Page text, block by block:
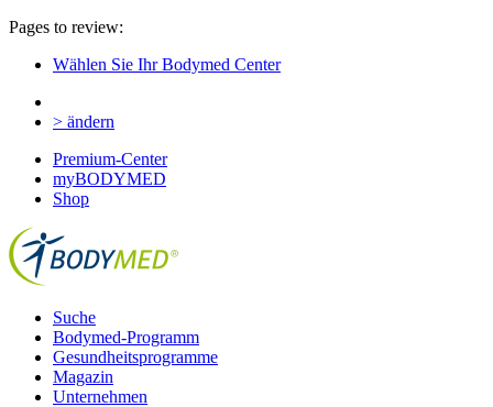
Pages to review:
Wählen Sie Ihr Bodymed Center
> ändern
Premium-Center
myBODYMED
Shop
Suche
Bodymed-Programm
Gesundheitsprogramme
Magazin
Unternehmen